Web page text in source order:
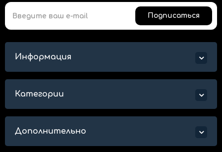
Подписаться
Информация
Категории
Дополнительно